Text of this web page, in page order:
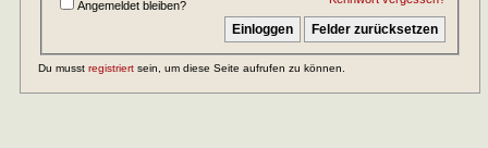
Angemeldet bleiben?
Du musst registriert sein, um diese Seite aufrufen zu können.